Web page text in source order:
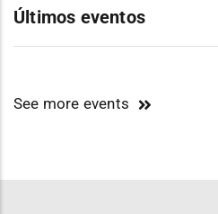
Últimos eventos
See more events